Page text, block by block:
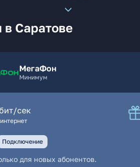
Саратове
МегаФон
Минимум
сек
Подключение
для новых абонентов.